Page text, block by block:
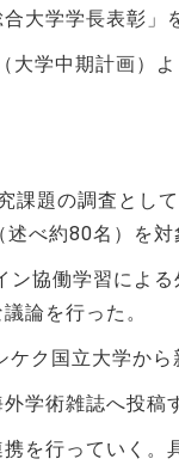
大学学長表彰」
学中期計画）よ
課題の調査とし
述べ約80名）を対
ン協働学習によ
論を行った。
ケク国立大学から
学術雑誌へ投稿
を行っていく。